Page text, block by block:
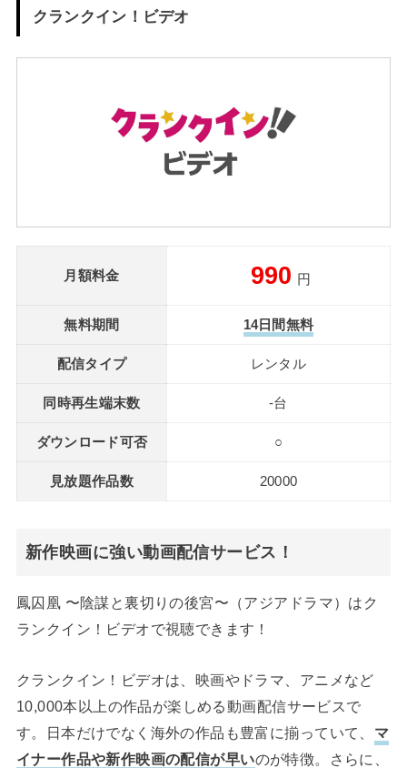
クランクイン！ビデオ
月額料金 990 円
無料期間 14日間無料
配信タイプ レンタル
同時再生端末数 -台
ダウンロード可否 ○
見放題作品数 20000
新作映画に強い動画配信サービス！
鳳囚凰 〜陰謀と裏切りの後宮〜（アジアドラマ）はク
ランクイン！ビデオで視聴できます！
クランクイン！ビデオは、映画やドラマ、アニメなど
10,000本以上の作品が楽しめる動画配信サービスで
す。日本だけでなく海外の作品も豊富に揃っていて、 マ
イナー作品や新作映画の配信が早いのが特徴。さらに、